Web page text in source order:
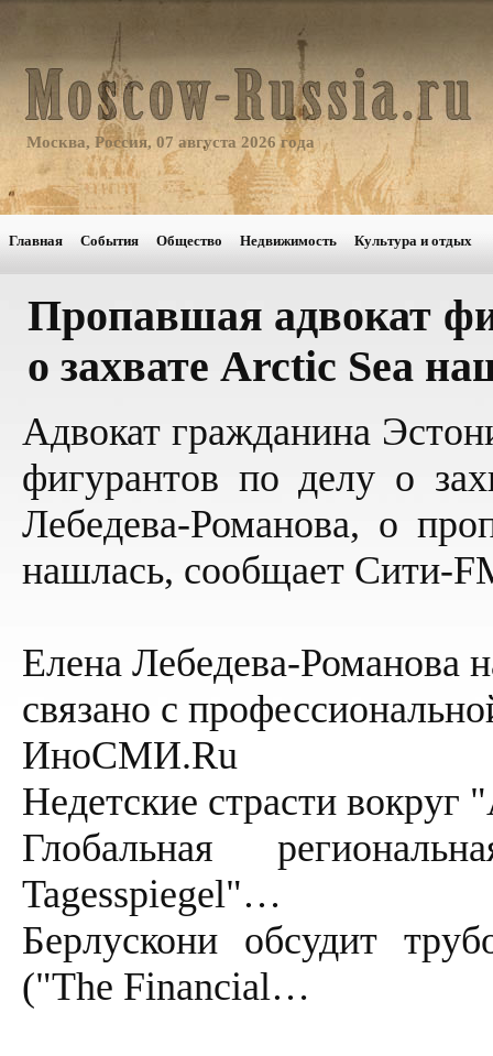
Москва, Россия, 07 августа 2026 года
Главная События Общество Недвижимость Культура и отдых
Пропавшая адвокат
о захвате Arctic Sea
Адвокат гражданина
фигурантов по делу о
Лебедева-Романова, о
нашлась, сообщает Сити-
Елена Лебедева-Романова
связано с
ИноСМИ.Ru
Недетские страсти
Глобальная
Tagesspiegel"…
Берлускони обсудит
("The Financial…